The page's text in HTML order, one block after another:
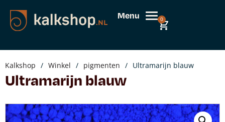
Menu 0
Kalkshop / Winkel / pigmenten / Ultramarijn blauw
Ultramarijn blauw